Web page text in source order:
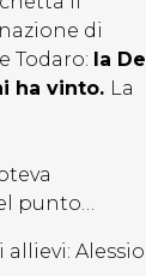
di
Todaro: la De
ha vinto. La
punto…
Alessio